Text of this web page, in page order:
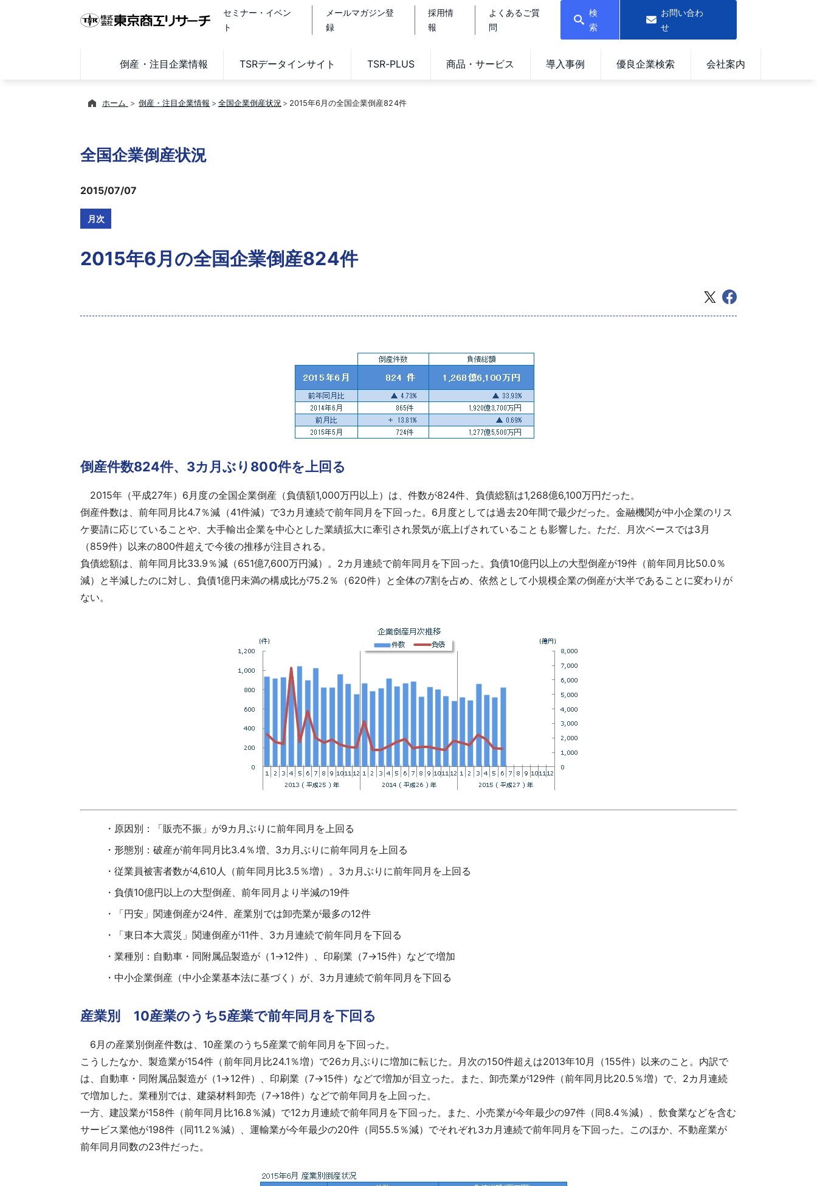
セミナー・イベン
ト
メールマガジン登
録
採用情
報
よくあるご質
問
検
索
お問い合わ
せ
倒産・注目企業情報 TSRデータインサイト TSR-PLUS 商品・サービス 導入事例 優良企業検索 会社案内
ホーム 倒産・注目企業情報 全国企業倒産状況 2015年6月の全国企業倒産824件
全国企業倒産状況
2015/07/07
月次
2015年6月の全国企業倒産824件
倒産件数824件、3カ月ぶり800件を上回る
2015年（平成27年）6月度の全国企業倒産（負債額1,000万円以上）は、件数が824件、負債総額は1,268億6,100万円だった。
倒産件数は、前年同月比4.7％減（41件減）で3カ月連続で前年同月を下回った。6月度としては過去20年間で最少だった。金融機関が中小企業のリス
ケ要請に応じていることや、大手輸出企業を中心とした業績拡大に牽引され景気が底上げされていることも影響した。ただ、月次ベースでは3月
（859件）以来の800件超えで今後の推移が注目される。
負債総額は、前年同月比33.9％減（651億7,600万円減）。2カ月連続で前年同月を下回った。負債10億円以上の大型倒産が19件（前年同月比50.0％
減）と半減したのに対し、負債1億円未満の構成比が75.2％（620件）と全体の7割を占め、依然として小規模企業の倒産が大半であることに変わりが
ない。
原因別：「販売不振」が9カ月ぶりに前年同月を上回る
形態別：破産が前年同月比3.4％増、3カ月ぶりに前年同月を上回る
従業員被害者数が4,610人（前年同月比3.5％増）。3カ月ぶりに前年同月を上回る
負債10億円以上の大型倒産、前年同月より半減の19件
「円安」関連倒産が24件、産業別では卸売業が最多の12件
「東日本大震災」関連倒産が11件、3カ月連続で前年同月を下回る
業種別：自動車・同附属品製造が（1→12件）、印刷業（7→15件）などで増加
中小企業倒産（中小企業基本法に基づく）が、3カ月連続で前年同月を下回る
産業別 10産業のうち5産業で前年同月を下回る
6月の産業別倒産件数は、10産業のうち5産業で前年同月を下回った。
こうしたなか、製造業が154件（前年同月比24.1％増）で26カ月ぶりに増加に転じた。月次の150件超えは2013年10月（155件）以来のこと。内訳で
は、自動車・同附属品製造が（1→12件）、印刷業（7→15件）などで増加が目立った。また、卸売業が129件（前年同月比20.5％増）で、2カ月連続
で増加した。業種別では、建築材料卸売（7→18件）などで前年同月を上回った。
一方、建設業が158件（前年同月比16.8％減）で12カ月連続で前年同月を下回った。また、小売業が今年最少の97件（同8.4％減）、飲食業などを含む
サービス業他が198件（同11.2％減）、運輸業が今年最少の20件（同55.5％減）でそれぞれ3カ月連続で前年同月を下回った。このほか、不動産業が
前年同月同数の23件だった。